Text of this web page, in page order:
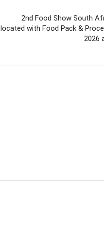
2nd Food Show South
located with Food Pack &
2026